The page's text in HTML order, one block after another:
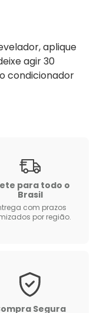
aplique
agir 30
condicionador
para todo o
Brasil
com prazos
por região.
Segura